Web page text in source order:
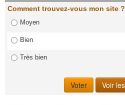
Comment trouvez-vous mon site ?
Moyen
Bien
Très bien